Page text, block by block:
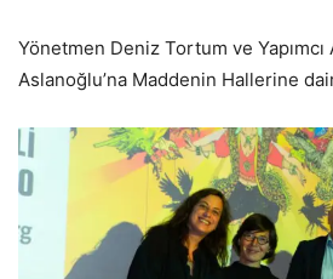
Yönetmen Deniz Tortum ve Yapımcı
Aslanoğlu’na Maddenin Hallerine